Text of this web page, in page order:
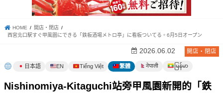
HOME
開店・閉店
西宮北口駅すぐ甲風園にできる「鉄板酒場メトロ亭」に看板ついてる。6月5日オープン
開店・閉店
2026.06.02
日本語 EN Tiếng Việt 繁體 नेपाली မြန်မာ
Nishinomiya-Kitaguchi站旁甲風園新開的「鉄